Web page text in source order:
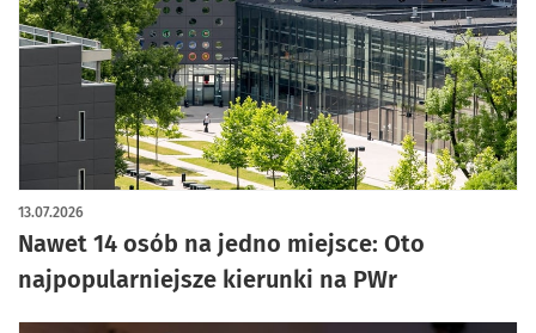
Nawet 14 osób na jedno miejsce: Oto
najpopularniejsze kierunki na PWr
13.07.2026